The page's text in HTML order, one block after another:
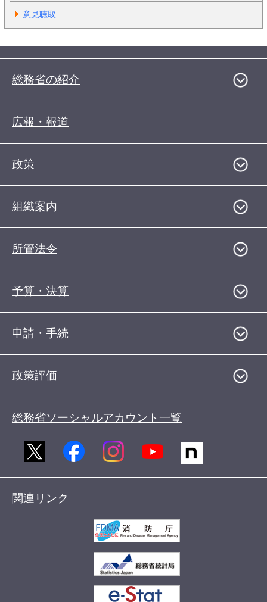
意見聴取
総務省の紹介
広報・報道
政策
組織案内
所管法令
予算・決算
申請・手続
政策評価
総務省ソーシャルアカウント一覧
関連リンク